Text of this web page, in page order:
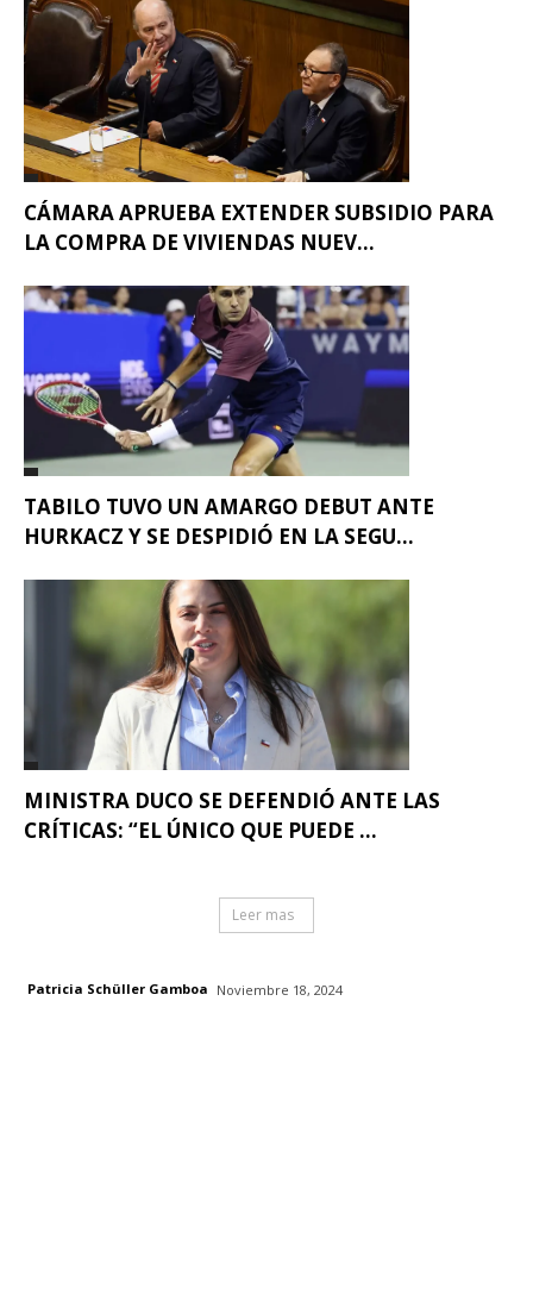
CÁMARA APRUEBA EXTENDER SUBSIDIO PARA
LA COMPRA DE VIVIENDAS NUEV...
TABILO TUVO UN AMARGO DEBUT ANTE
HURKACZ Y SE DESPIDIÓ EN LA SEGU...
MINISTRA DUCO SE DEFENDIÓ ANTE LAS
CRÍTICAS: “EL ÚNICO QUE PUEDE ...
Leer mas
Patricia Schüller Gamboa Noviembre 18, 2024